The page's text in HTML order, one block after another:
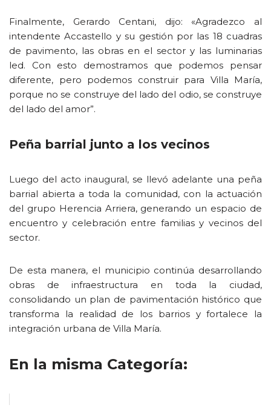
Finalmente, Gerardo Centani, dijo: «Agradezco al
intendente Accastello y su gestión por las 18 cuadras
de pavimento, las obras en el sector y las luminarias
led. Con esto demostramos que podemos pensar
diferente, pero podemos construir para Villa María,
porque no se construye del lado del odio, se construye
del lado del amor”.
Peña barrial junto a los vecinos
Luego del acto inaugural, se llevó adelante una peña
barrial abierta a toda la comunidad, con la actuación
del grupo Herencia Arriera, generando un espacio de
encuentro y celebración entre familias y vecinos del
sector.
De esta manera, el municipio continúa desarrollando
obras de infraestructura en toda la ciudad,
consolidando un plan de pavimentación histórico que
transforma la realidad de los barrios y fortalece la
integración urbana de Villa María.
En la misma Categoría: